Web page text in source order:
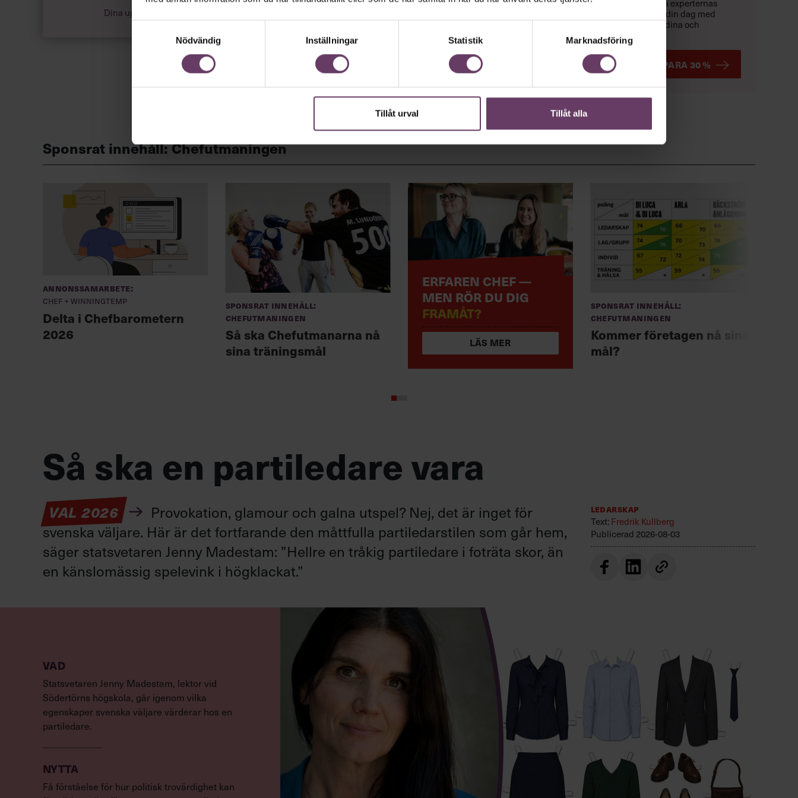
Nödvändig
Inställningar Statistik Marknadsföring
Tillåt urval Tillåt alla
Dina uppgifter delas aldrig med tredje part.
av toppchefer och få experternas
Skräddarsy din dag med
fördjupande kunskapsspår för dina och
organisationens behov just nu.
BOKA TIDIGT OCH SPARA 30 %
Sponsrat innehåll: Chefutmaningen
Annonssamarbete:
Chef + Winningtemp
Delta i Chefbarometern
2026
Sponsrat innehåll:
Chefutmaningen
Så ska Chefutmanarna nå
sina träningsmål
ERFAREN CHEF —
MEN RÖR DU DIG
FRAMÅT?
LÄS MER
Sponsrat innehåll:
Chefutmaningen
Kommer företagen nå sina
mål?
Så ska en partiledare vara
VAL 2026
Provokation, glamour och galna utspel? Nej, det är inget för
svenska väljare. Här är det fortfarande den måttfulla partiledarstilen som går hem,
säger statsvetaren Jenny Madestam: ”Hellre en tråkig partiledare i foträta skor, än
en känslomässig spelevink i högklackat.”
Ledarskap
Text: Fredrik Kullberg
Publicerad 2026-08-03
VAD
Statsvetaren Jenny Madestam, lektor vid
Södertörns högskola, går igenom vilka
egenskaper svenska väljare värderar hos en
partiledare.
NYTTA
Få förståelse för hur politisk trovärdighet kan